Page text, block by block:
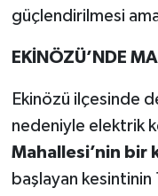
güçlendirilmesi
EKİNÖZÜ’NDE
Ekinözü ilçesinde
nedeniyle elektrik
Mahallesi’nin bir
başlayan